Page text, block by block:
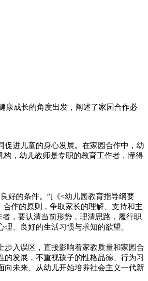
康成长的角度出发，阐述了家园合作必
进儿童的身心发展。在家园合作中，幼
构，幼儿教师是专职的教育工作者，懂得
好的条件。”[《<幼儿园教育指导纲要
合作的原则，争取家长的理解、支持和主
，要认清当前形势，理清思路，履行职
、良好的生活习惯与求知的欲望。
入误区，直接影响着家教质量和家园合
发展，不重视孩子的性格品德、行为习
向未来、从幼儿开始培养社会主义一代新